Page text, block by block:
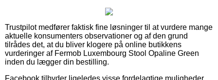
Trustpilot medfører faktisk fine løsninger til at vurdere mange
aktuelle konsumenters observationer og af den grund
tilrådes det, at du bliver klogere på online butikkens
vurderinger af Fermob Luxembourg Stool Opaline Green
inden du lægger din bestilling.
Facebook tilbyder ligeledes visse fordelagtige muligheder